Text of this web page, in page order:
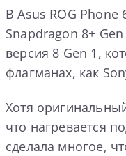
В Asus ROG Phone
Snapdragon 8+
версия 8 Gen 1,
флагманах, как
Хотя
что нагревается
сделала многое,